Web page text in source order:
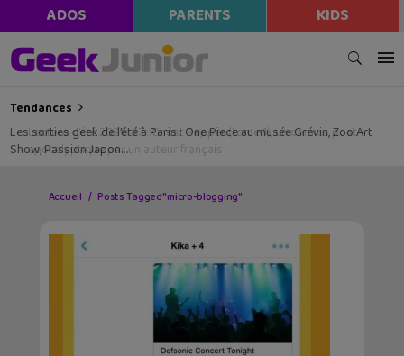
ADOS PARENTS KIDS
Tendances
Les sorties geek de l’été à Paris : One Piece au musée Grévin, Zoo Art
Show, Passion Japon…
Accueil Posts Tagged "micro-blogging"